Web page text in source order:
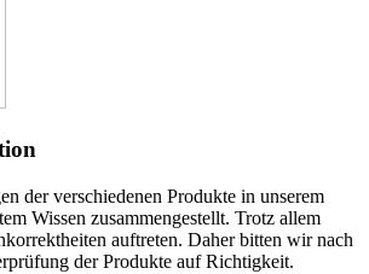
der verschiedenen Produkte in unserem
Wissen zusammengestellt. Trotz allem
auftreten. Daher bitten wir nach
der Produkte auf Richtigkeit.